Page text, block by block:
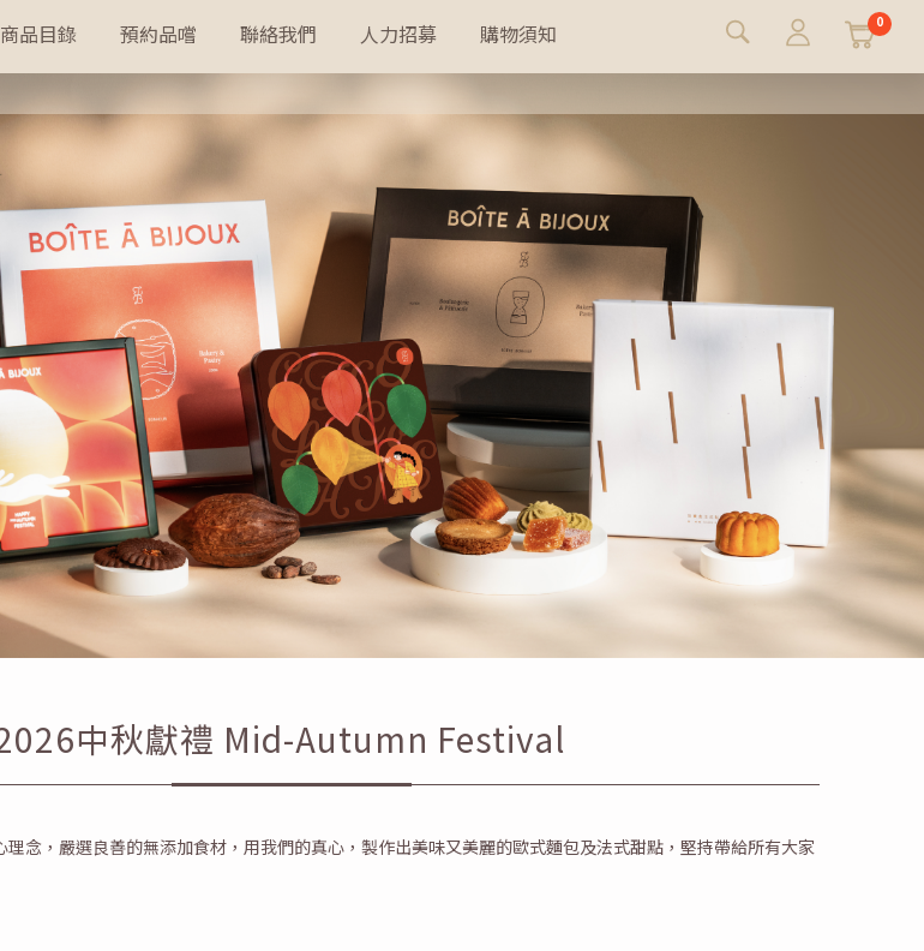
0
商品目錄 預約品嚐 聯絡我們 人力招募 購物須知
中秋獻禮 Mid-Autumn Festival
念，嚴選良善的無添加食材，用我們的真心，製作出美味又美麗的歐式麵包及法式甜點，堅持帶給所有大家